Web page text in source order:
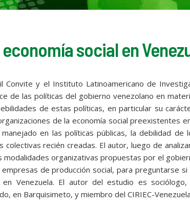
social en
Convite y el Instituto Latinoamericano de
de las políticas del gobierno venezolano en
de estas políticas, en particular su
de la economía social preexistentes
en las políticas públicas, la debilidad de
recién creadas. El autor, luego de
organizativas propuestas por el
de producción social, para preguntarse si
en Venezuela. El autor del estudio es
en Barquisimeto, y miembro del CIRIEC-